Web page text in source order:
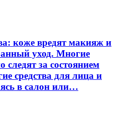
коже вредят макияж и
уход. Многие
следят за состоянием
средства для лица и
в салон или…